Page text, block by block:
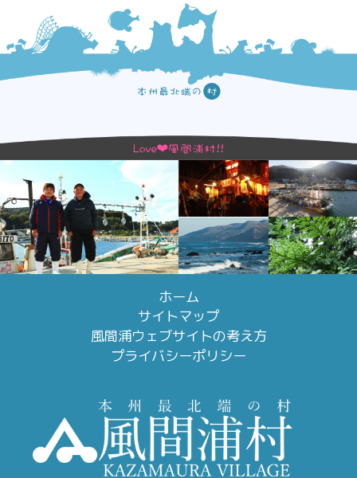
ホーム
サイトマップ
風間浦ウェブサイトの考え方
プライバシーポリシー